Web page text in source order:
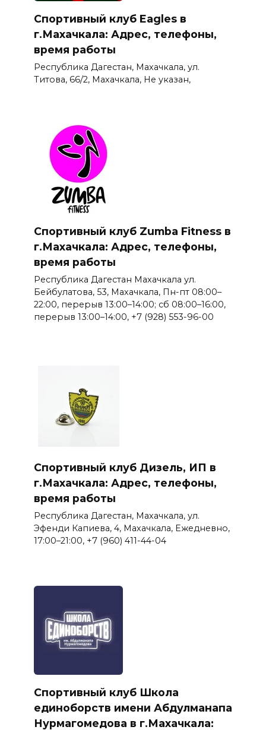
Спортивный клуб Eagles в
г.Махачкала: Адрес, телефоны,
время работы
Республика Дагестан, Махачкала, ул.
Титова, 66/2, Махачкала, Не указан,
Спортивный клуб Zumba Fitness в
г.Махачкала: Адрес, телефоны,
время работы
Республика Дагестан Махачкала ул.
Бейбулатова, 53, Махачкала, Пн-пт 08:00–
22:00, перерыв 13:00–14:00; сб 08:00–16:00,
перерыв 13:00–14:00, +7 (928) 553-96-00
Спортивный клуб Дизель, ИП в
г.Махачкала: Адрес, телефоны,
время работы
Республика Дагестан, Махачкала, ул.
Эфенди Капиева, 4, Махачкала, Ежедневно,
17:00–21:00, +7 (960) 411-44-04
Спортивный клуб Школа
единоборств имени Абдулманапа
Нурмагомедова в г.Махачкала: